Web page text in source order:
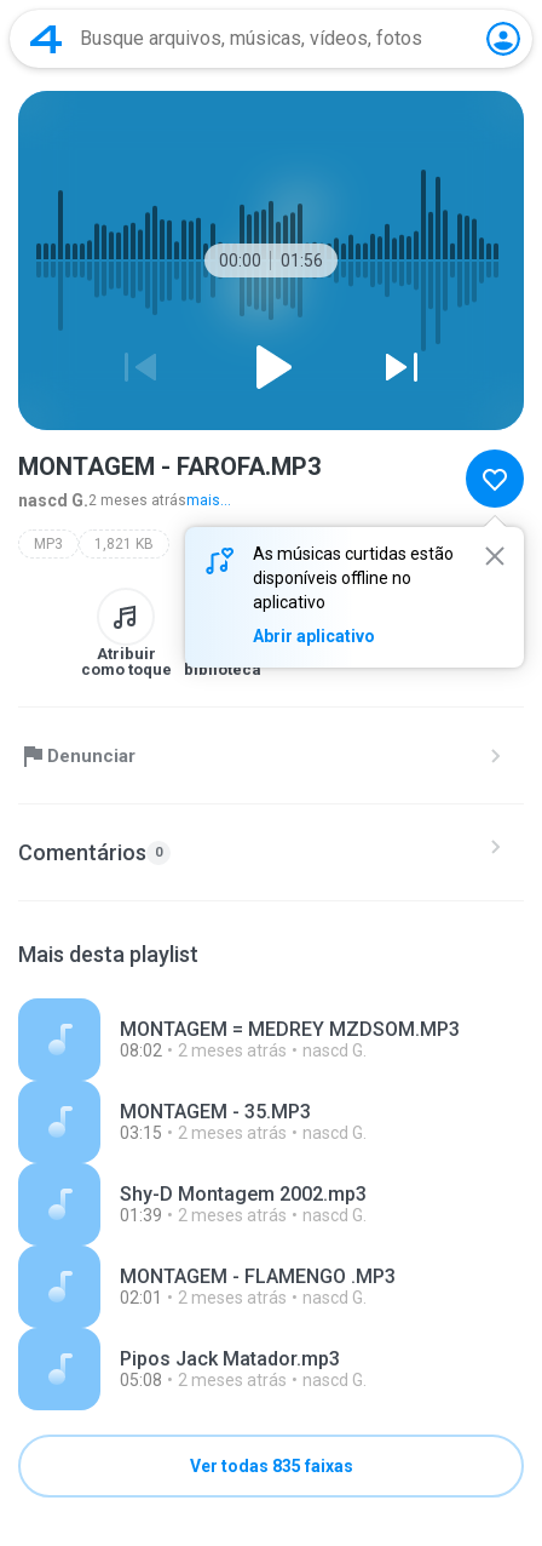
00:00 01:56
As músicas curtidas estão
disponíveis offline no
aplicativo
Abrir aplicativo
MONTAGEM - FAROFA.MP3
nascd G.2 meses atrásmais...
MP3 1,821 KB
Atribuir
como toque
biblioteca
Denunciar
Comentários 0
Mais desta playlist
MONTAGEM = MEDREY MZDSOM.MP3
08:02 2 meses atrás nascd G.
MONTAGEM - 35.MP3
03:15 2 meses atrás nascd G.
Shy-D Montagem 2002.mp3
01:39 2 meses atrás nascd G.
MONTAGEM - FLAMENGO .MP3
02:01 2 meses atrás nascd G.
Pipos Jack Matador.mp3
05:08 2 meses atrás nascd G.
Ver todas 835 faixas